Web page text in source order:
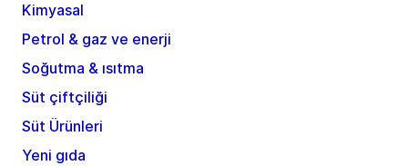
Kimyasal
Petrol & gaz ve enerji
Soğutma & ısıtma
Süt çiftçiliği
Süt Ürünleri
Yeni gıda